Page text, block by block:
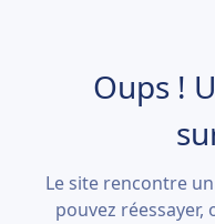
Oups !
Le site rencontre
pouvez